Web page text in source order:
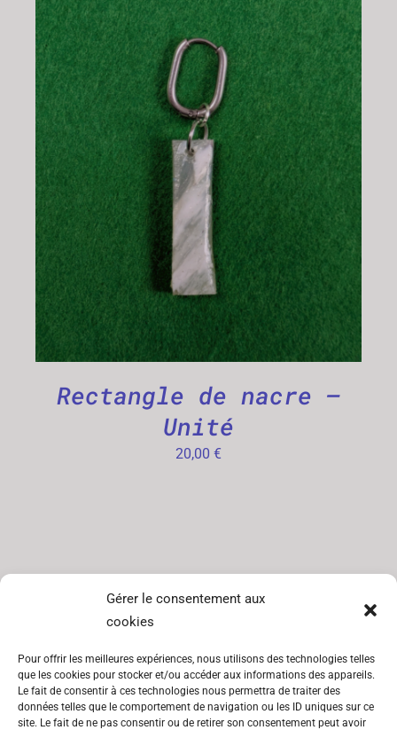
Gérer le consentement aux
cookies
Pour offrir les meilleures expériences, nous utilisons des technologies telles
que les cookies pour stocker et/ou accéder aux informations des appareils.
Le fait de consentir à ces technologies nous permettra de traiter des
données telles que le comportement de navigation ou les ID uniques sur ce
site. Le fait de ne pas consentir ou de retirer son consentement peut avoir
CHOIX DES OPTIONS
DÉTAILS
Rectangle de nacre –
Unité
20,00 €
Lookbook
À propos
INFORMATIONS
CGV
Mentions
légales
Politique de